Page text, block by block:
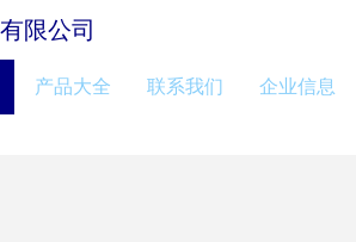
限公司
产品大全 联系我们 企业信息